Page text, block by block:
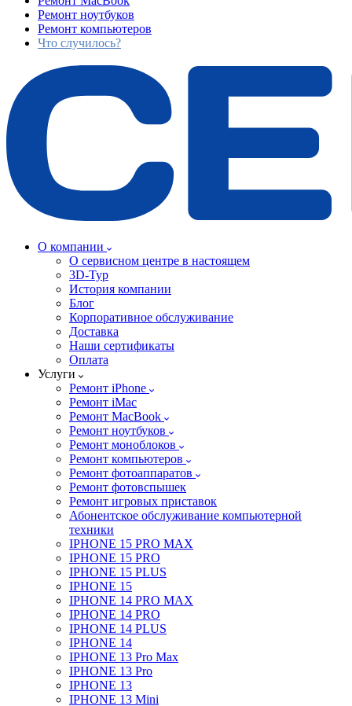
Ремонт ноутбуков
Ремонт компьютеров
Что случилось?
О компании
О сервисном центре в настоящем
3D-Тур
История компании
Блог
Корпоративное обслуживание
Доставка
Наши сертификаты
Оплата
Услуги
Ремонт iPhone
Ремонт iMac
Ремонт MacBook
Ремонт ноутбуков
Ремонт моноблоков
Ремонт компьютеров
Ремонт фотоаппаратов
Ремонт фотовспышек
Ремонт игровых приставок
Абонентское обслуживание компьютерной
техники
IPHONE 15 PRO MAX
IPHONE 15 PRO
IPHONE 15 PLUS
IPHONE 15
IPHONE 14 PRO MAX
IPHONE 14 PRO
IPHONE 14 PLUS
IPHONE 14
IPHONE 13 Pro Max
IPHONE 13 Pro
IPHONE 13
IPHONE 13 Mini